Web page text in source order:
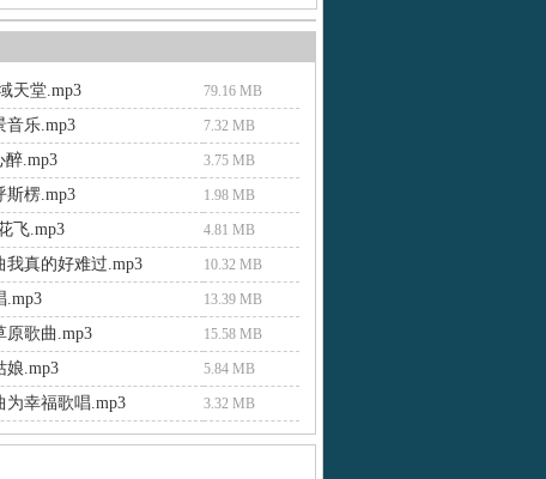
天堂.mp3 79.16 MB
音乐.mp3 7.32 MB
醉.mp3 3.75 MB
楞.mp3 1.98 MB
飞.mp3 4.81 MB
我真的好难过.mp3 10.32 MB
.mp3 13.39 MB
原歌曲.mp3 15.58 MB
娘.mp3 5.84 MB
为幸福歌唱.mp3 3.32 MB